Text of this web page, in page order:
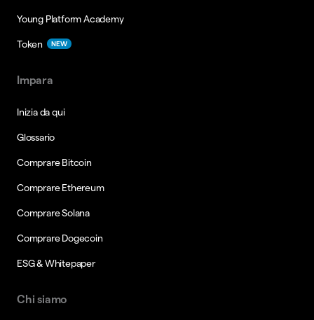
Young Platform Academy
Token NEW
Impara
Inizia da qui
Glossario
Comprare Bitcoin
Comprare Ethereum
Comprare Solana
Comprare Dogecoin
ESG & Whitepaper
Chi siamo